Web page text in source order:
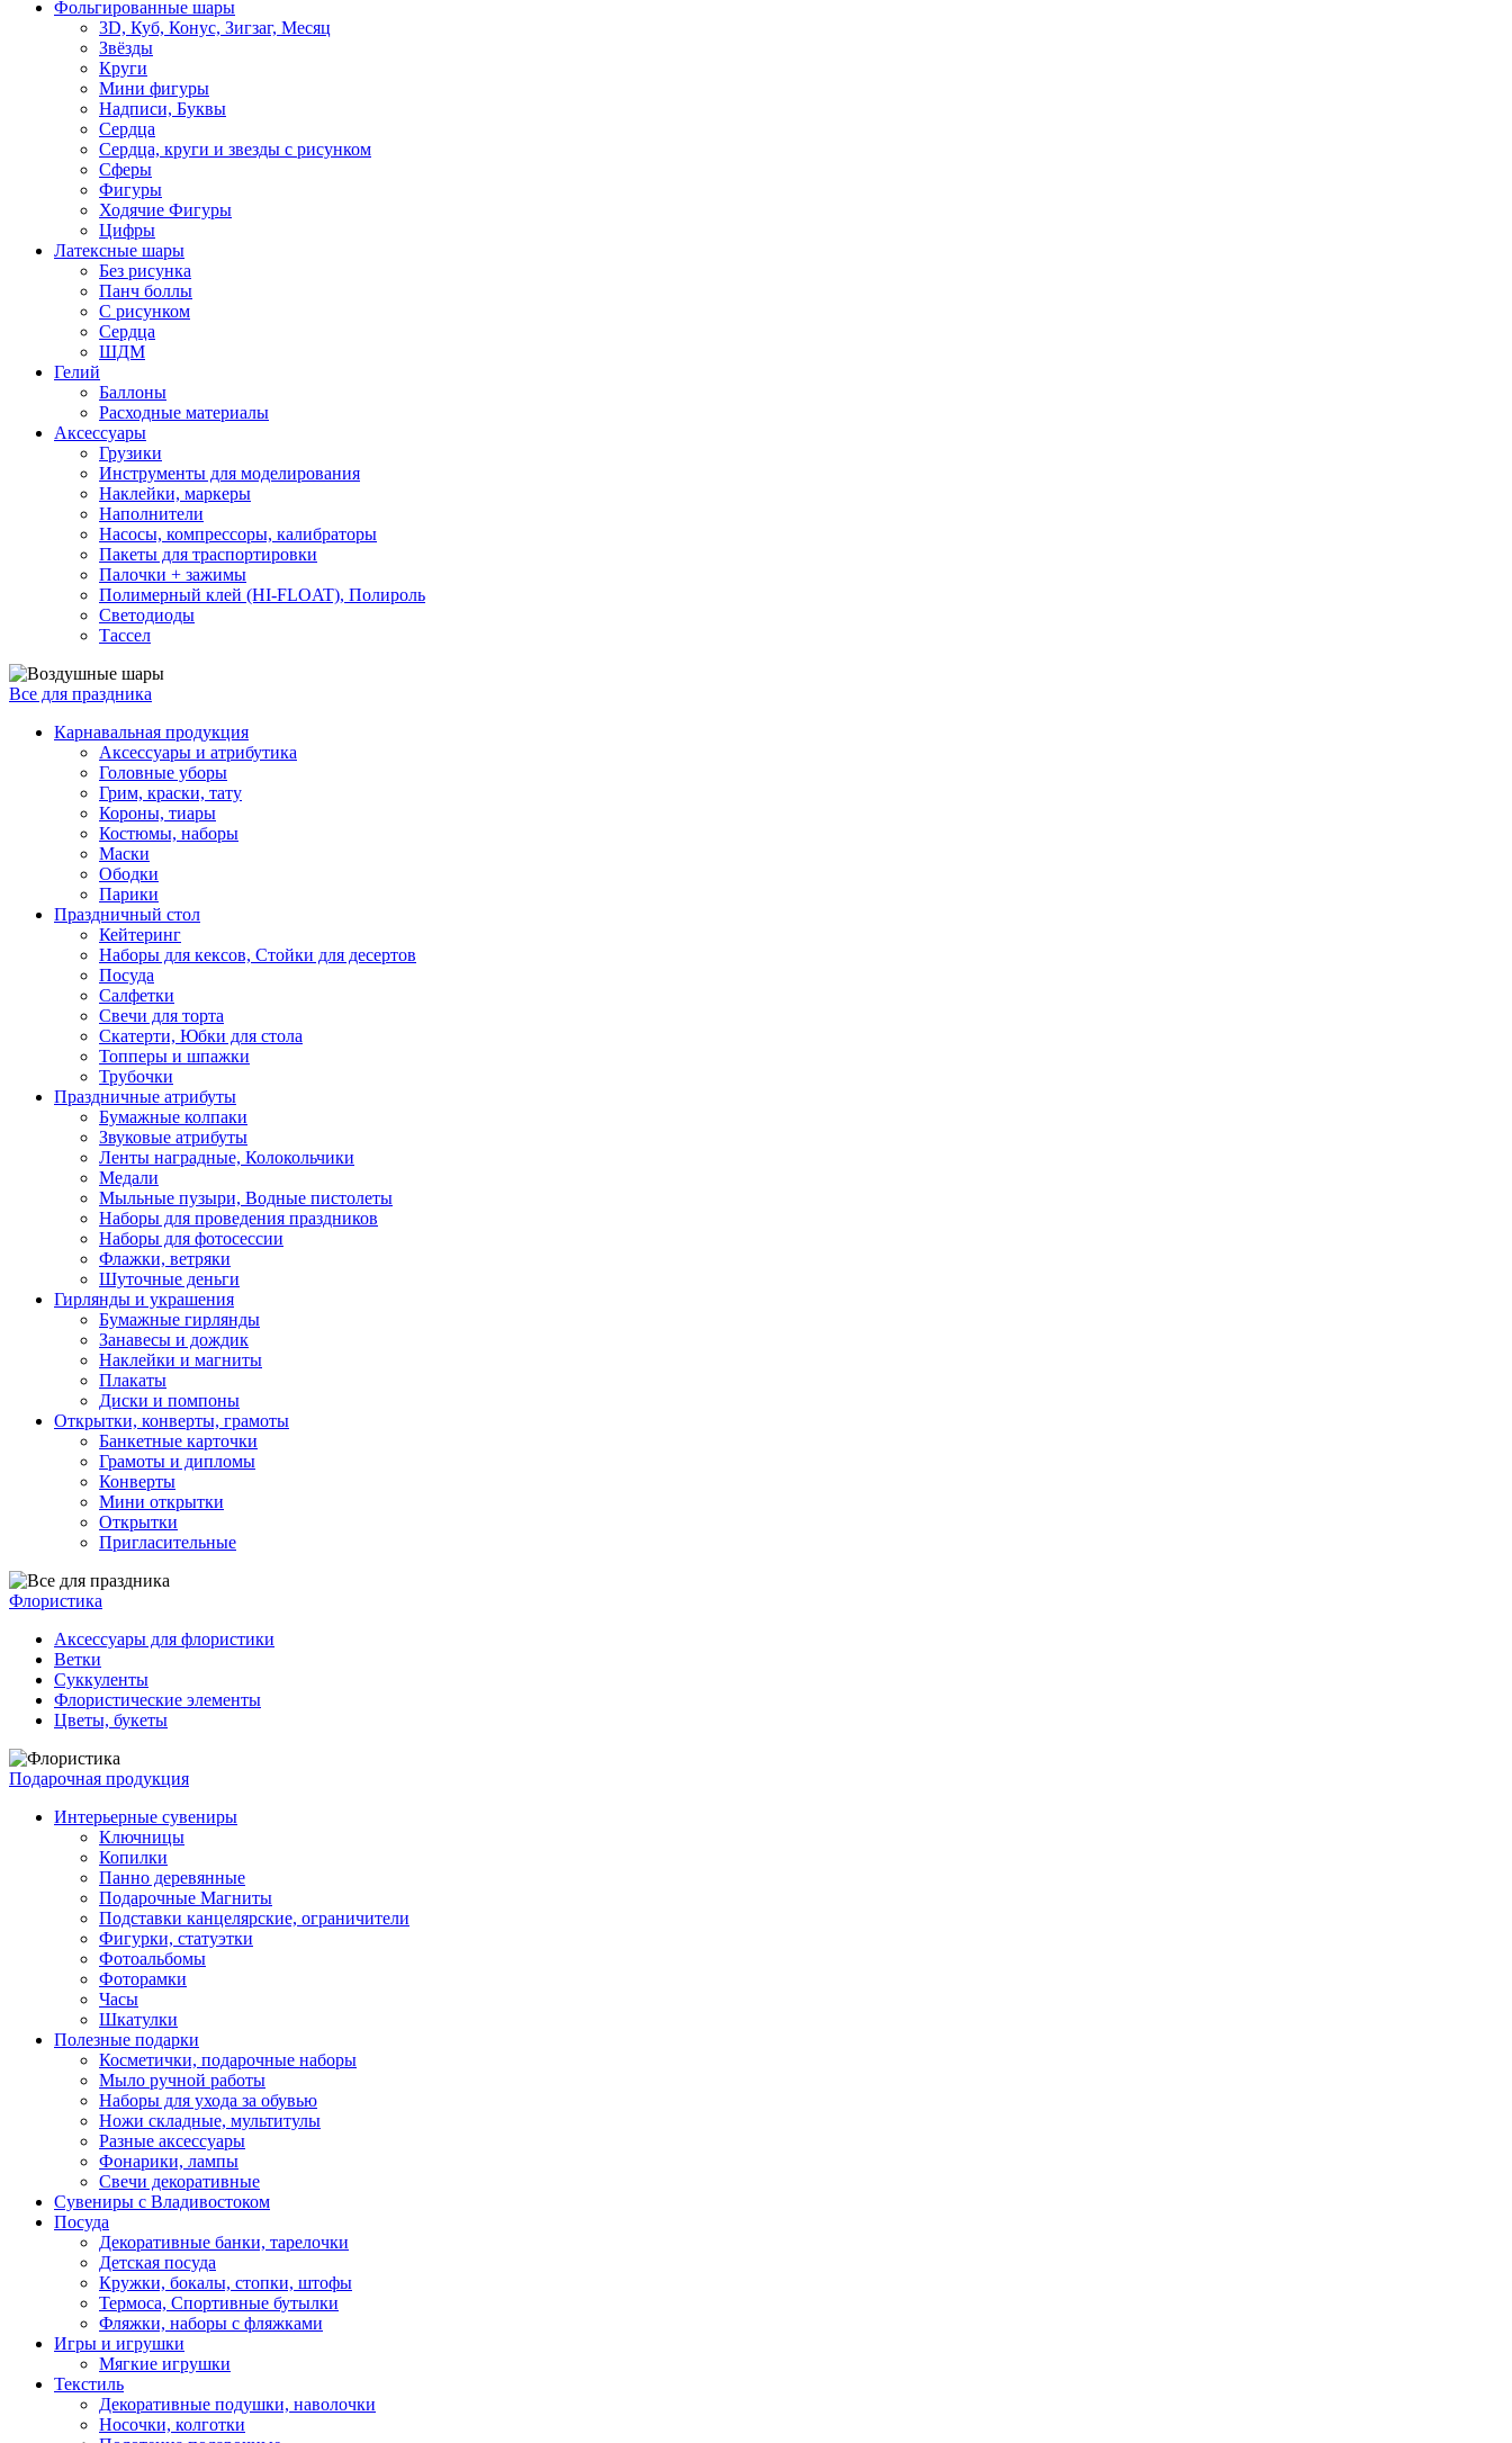
Фольгированные шары
3D, Куб, Конус, Зигзаг, Месяц
Звёзды
Круги
Мини фигуры
Надписи, Буквы
Сердца
Сердца, круги и звезды с рисунком
Сферы
Фигуры
Ходячие Фигуры
Цифры
Латексные шары
Без рисунка
Панч боллы
С рисунком
Сердца
ШДМ
Гелий
Баллоны
Расходные материалы
Аксессуары
Грузики
Инструменты для моделирования
Наклейки, маркеры
Наполнители
Насосы, компрессоры, калибраторы
Пакеты для траспортировки
Палочки + зажимы
Полимерный клей (HI-FLOAT), Полироль
Светодиоды
Тассел
Все для праздника
Карнавальная продукция
Аксессуары и атрибутика
Головные уборы
Грим, краски, тату
Короны, тиары
Костюмы, наборы
Маски
Ободки
Парики
Праздничный стол
Кейтеринг
Наборы для кексов, Стойки для десертов
Посуда
Салфетки
Свечи для торта
Скатерти, Юбки для стола
Топперы и шпажки
Трубочки
Праздничные атрибуты
Бумажные колпаки
Звуковые атрибуты
Ленты наградные, Колокольчики
Медали
Мыльные пузыри, Водные пистолеты
Наборы для проведения праздников
Наборы для фотосессии
Флажки, ветряки
Шуточные деньги
Гирлянды и украшения
Бумажные гирлянды
Занавесы и дождик
Наклейки и магниты
Плакаты
Диски и помпоны
Открытки, конверты, грамоты
Банкетные карточки
Грамоты и дипломы
Конверты
Мини открытки
Открытки
Пригласительные
Флористика
Аксессуары для флористики
Ветки
Суккуленты
Флористические элементы
Цветы, букеты
Подарочная продукция
Интерьерные сувениры
Ключницы
Копилки
Панно деревянные
Подарочные Магниты
Подставки канцелярские, ограничители
Фигурки, статуэтки
Фотоальбомы
Фоторамки
Часы
Шкатулки
Полезные подарки
Косметички, подарочные наборы
Мыло ручной работы
Наборы для ухода за обувью
Ножи складные, мультитулы
Разные аксессуары
Фонарики, лампы
Свечи декоративные
Сувениры с Владивостоком
Посуда
Декоративные банки, тарелочки
Детская посуда
Кружки, бокалы, стопки, штофы
Термоса, Спортивные бутылки
Фляжки, наборы с фляжками
Игры и игрушки
Мягкие игрушки
Текстиль
Декоративные подушки, наволочки
Носочки, колготки